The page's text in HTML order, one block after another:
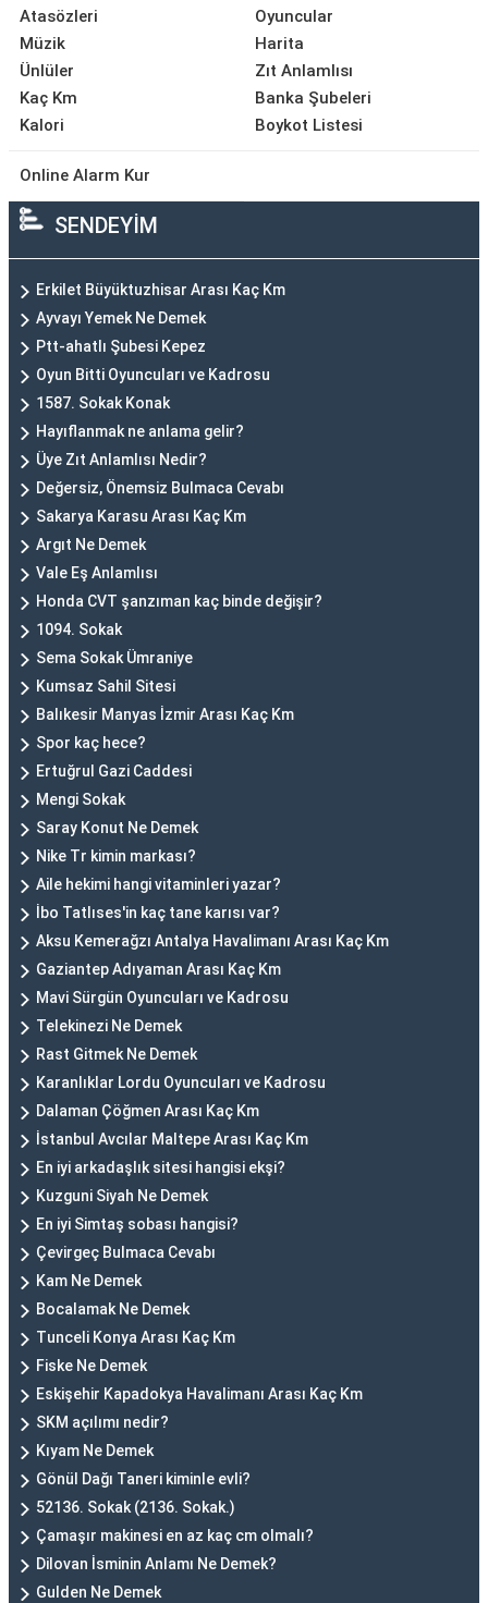
Atasözleri
Müzik
Ünlüler
Kaç Km
Kalori
Oyuncular
Harita
Zıt Anlamlısı
Banka Şubeleri
Boykot Listesi
Online Alarm Kur
SENDEYİM
Erkilet Büyüktuzhisar Arası Kaç Km
Ayvayı Yemek Ne Demek
Ptt-ahatlı Şubesi Kepez
Oyun Bitti Oyuncuları ve Kadrosu
1587. Sokak Konak
Hayıflanmak ne anlama gelir?
Üye Zıt Anlamlısı Nedir?
Değersiz, Önemsiz Bulmaca Cevabı
Sakarya Karasu Arası Kaç Km
Argıt Ne Demek
Vale Eş Anlamlısı
Honda CVT şanzıman kaç binde değişir?
1094. Sokak
Sema Sokak Ümraniye
Kumsaz Sahil Sitesi
Balıkesir Manyas İzmir Arası Kaç Km
Spor kaç hece?
Ertuğrul Gazi Caddesi
Mengi Sokak
Saray Konut Ne Demek
Nike Tr kimin markası?
Aile hekimi hangi vitaminleri yazar?
İbo Tatlıses'in kaç tane karısı var?
Aksu Kemerağzı Antalya Havalimanı Arası Kaç Km
Gaziantep Adıyaman Arası Kaç Km
Mavi Sürgün Oyuncuları ve Kadrosu
Telekinezi Ne Demek
Rast Gitmek Ne Demek
Karanlıklar Lordu Oyuncuları ve Kadrosu
Dalaman Çöğmen Arası Kaç Km
İstanbul Avcılar Maltepe Arası Kaç Km
En iyi arkadaşlık sitesi hangisi ekşi?
Kuzguni Siyah Ne Demek
En iyi Simtaş sobası hangisi?
Çevirgeç Bulmaca Cevabı
Kam Ne Demek
Bocalamak Ne Demek
Tunceli Konya Arası Kaç Km
Fiske Ne Demek
Eskişehir Kapadokya Havalimanı Arası Kaç Km
SKM açılımı nedir?
Kıyam Ne Demek
Gönül Dağı Taneri kiminle evli?
52136. Sokak (2136. Sokak.)
Çamaşır makinesi en az kaç cm olmalı?
Dilovan İsminin Anlamı Ne Demek?
Gulden Ne Demek